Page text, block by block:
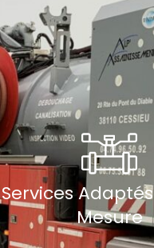
Services
Mesure